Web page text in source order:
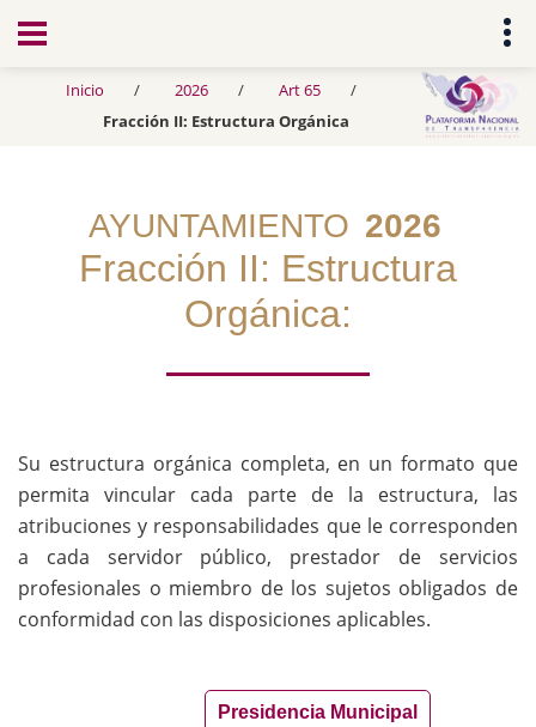
Transparencia
Inicio 2026
Art 65
Fracción II: Estructura Orgánica
AYUNTAMIENTO 2026
Fracción II: Estructura
Orgánica:
Su estructura orgánica completa, en un formato que
permita vincular cada parte de la estructura, las
atribuciones y responsabilidades que le corresponden
a cada servidor público, prestador de servicios
profesionales o miembro de los sujetos obligados de
conformidad con las disposiciones aplicables.
Presidencia Municipal